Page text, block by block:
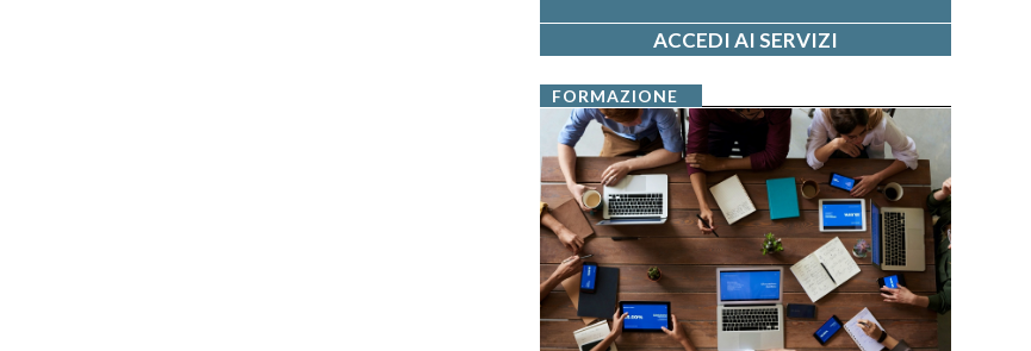
ACCEDI AI SERVIZI
FORMAZIONE